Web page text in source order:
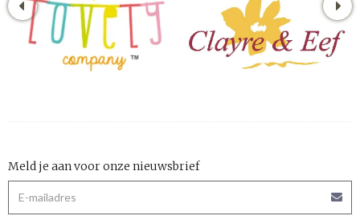
Meld je aan voor onze nieuwsbrief